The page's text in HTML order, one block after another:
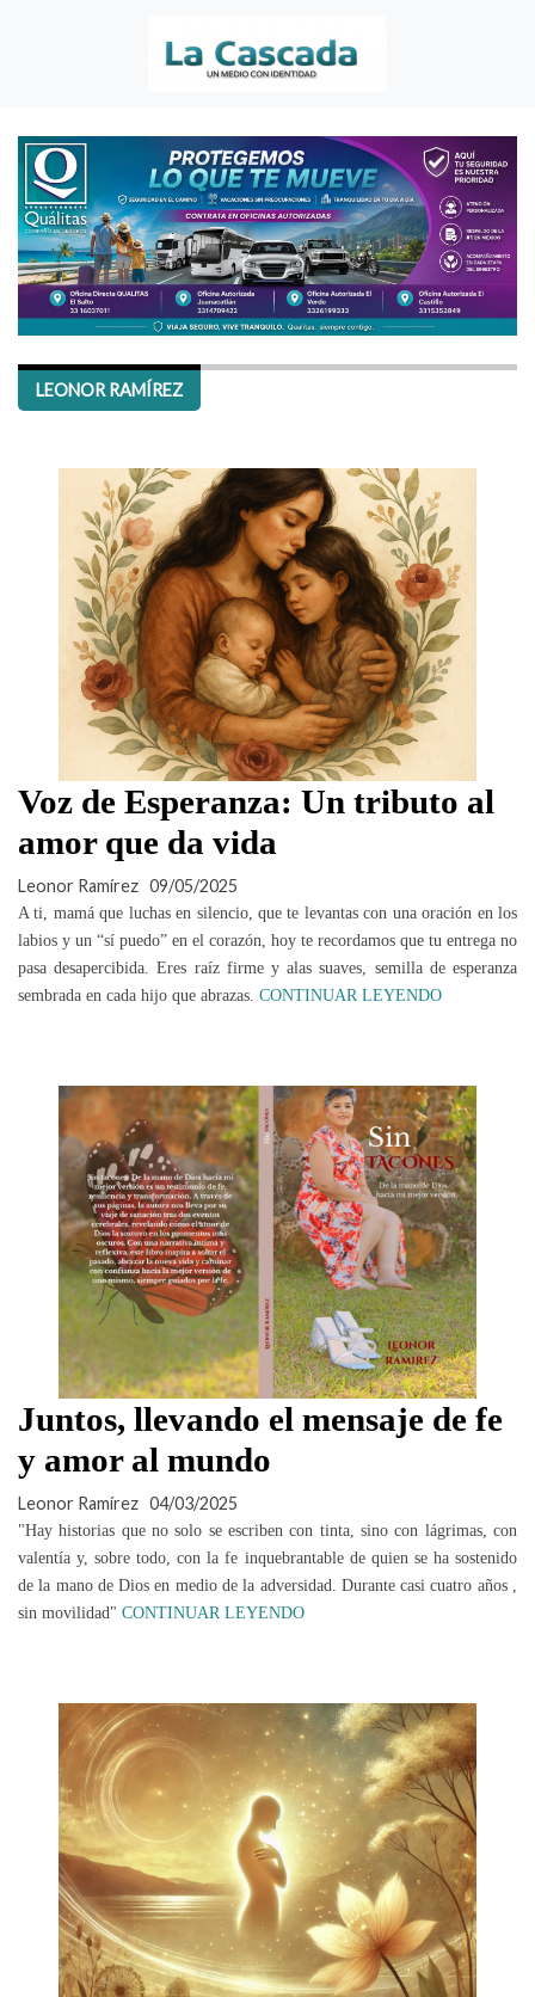
LEONOR RAMÍREZ
Voz de Esperanza: Un tributo al
amor que da vida
Leonor Ramírez 09/05/2025
A ti, mamá que luchas en silencio, que te levantas con una oración en los
labios y un “sí puedo” en el corazón, hoy te recordamos que tu entrega no
pasa desapercibida. Eres raíz firme y alas suaves, semilla de esperanza
sembrada en cada hijo que abrazas. CONTINUAR LEYENDO
Juntos, llevando el mensaje de fe
y amor al mundo
Leonor Ramírez 04/03/2025
"Hay historias que no solo se escriben con tinta, sino con lágrimas, con
valentía y, sobre todo, con la fe inquebrantable de quien se ha sostenido
de la mano de Dios en medio de la adversidad. Durante casi cuatro años ,
sin movilidad" CONTINUAR LEYENDO